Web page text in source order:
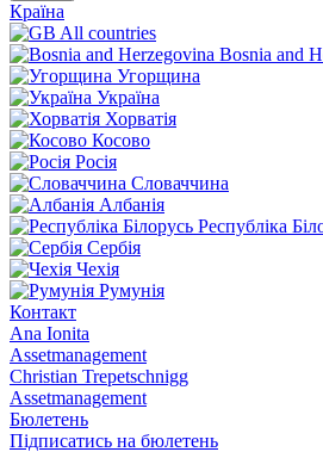
Країна
All countries
Bosnia and
Угорщина
Україна
Хорватія
Косово
Росія
Словаччина
Албанія
Республіка
Сербія
Чехія
Румунія
Контакт
Ana Ionita
Assetmanagement
Christian Trepetschnigg
Assetmanagement
Бюлетень
Підписатись на бюлетень